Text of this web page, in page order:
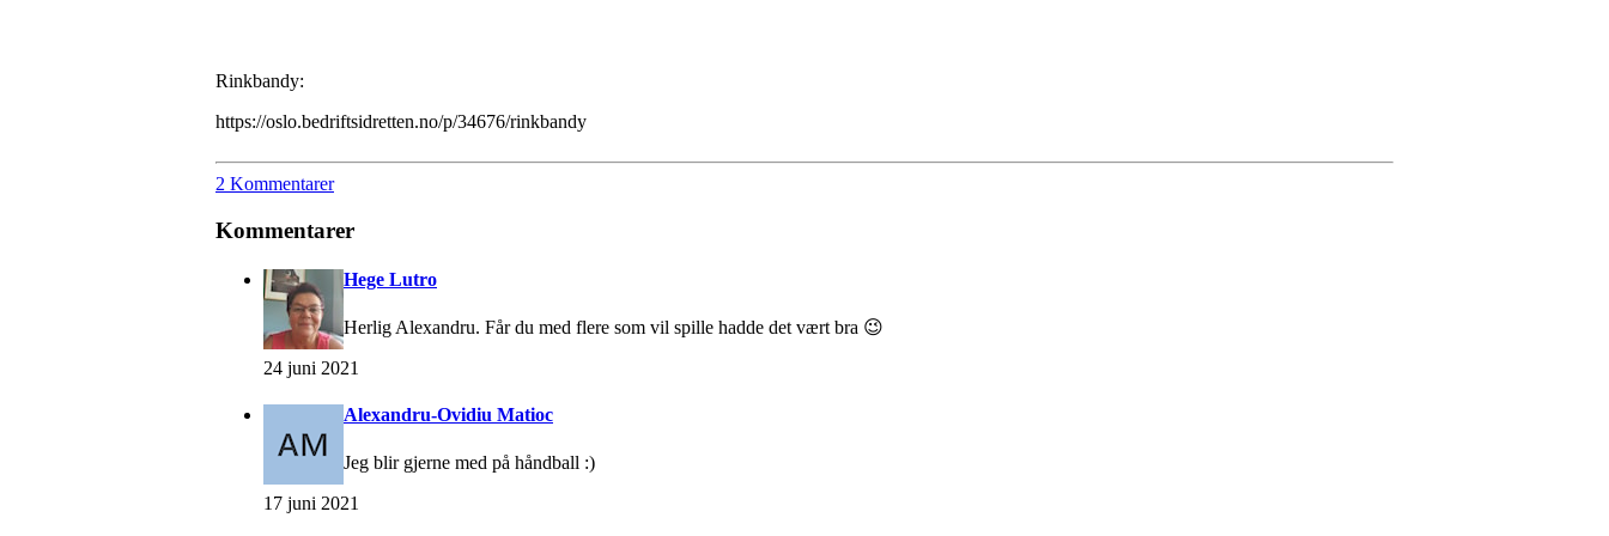
Rinkbandy:
https://oslo.bedriftsidretten.no/p/34676/rinkbandy
2 Kommentarer
Kommentarer
Hege Lutro
Herlig Alexandru. Får du med flere som vil spille hadde det vært bra 😉
24 juni 2021
Alexandru-Ovidiu Matioc
Jeg blir gjerne med på håndball :)
17 juni 2021